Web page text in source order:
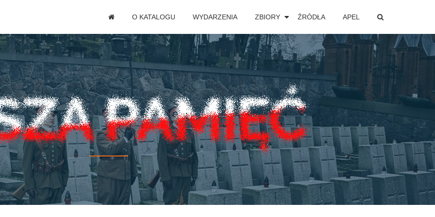
O KATALOGU WYDARZENIA ZBIORY ŹRÓDŁA APEL